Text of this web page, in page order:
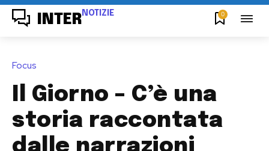
INTER NOTIZIE 0
Focus
Il Giorno – C’è una
storia raccontata
dalle narrazioni